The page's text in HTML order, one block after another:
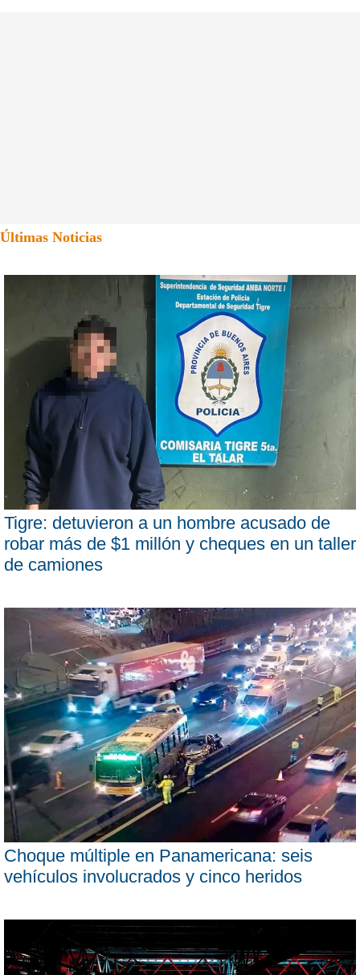
Últimas Noticias
Tigre: detuvieron a un hombre acusado de
robar más de $1 millón y cheques en un taller
de camiones
Choque múltiple en Panamericana: seis
vehículos involucrados y cinco heridos